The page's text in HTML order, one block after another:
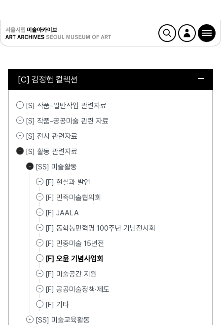
[C] 김정헌 컬렉션
[S] 작품-일반작업 관련자료
[S] 작품-공공미술 관련 자료
[S] 전시 관련자료
[S] 활동 관련자료
[SS] 미술활동
[F] 현실과 발언
[F] 민족미술협의회
[F] JAALA
[F] 동학농민혁명 100주년 기념전시회
[F] 민중미술 15년전
[F] 오윤 기념사업회
[F] 미술공간 지원
[F] 공공미술정책·제도
[F] 기타
[SS] 미술교육활동